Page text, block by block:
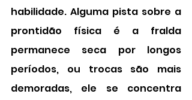
habilidade. Alguma pista sobre a
prontidão física é a fralda
permanece seca por longos
períodos, ou trocas são mais
demoradas, ele se concentra